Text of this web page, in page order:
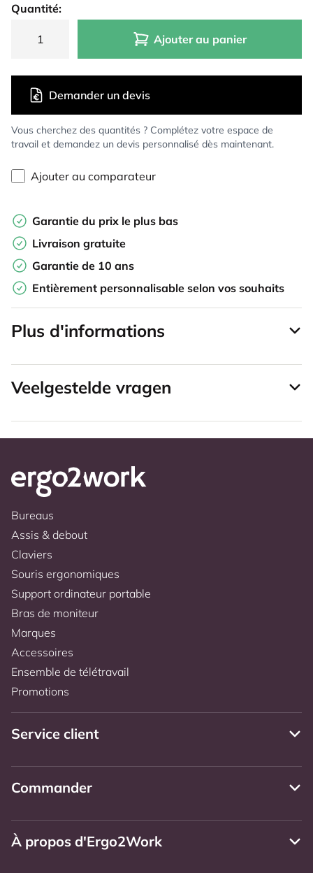
Quantité:
Ajouter au panier
Vous cherchez des quantités ? Complétez votre espace de
travail et demandez un devis personnalisé dès maintenant.
Demander un devis
Ajouter au comparateur
Garantie du prix le plus bas
Livraison gratuite
Garantie de 10 ans
Entièrement personnalisable selon vos souhaits
Plus d'informations
Veelgestelde vragen
Bureaus
Assis & debout
Claviers
Souris ergonomiques
Support ordinateur portable
Bras de moniteur
Marques
Accessoires
Ensemble de télétravail
Promotions
Service client
Commander
À propos d'Ergo2Work